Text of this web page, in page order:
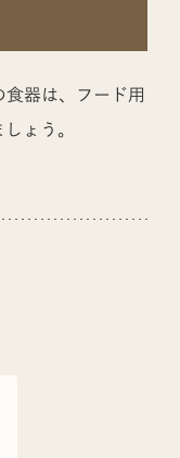
器は、フード用
ょう。